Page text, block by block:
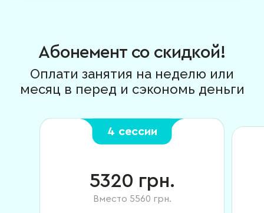
Абонемент со скидкой!
Оплати занятия на неделю или
месяц в перед и сэкономь деньги
4 сессии
5320 грн.
Вместо 5560 грн.